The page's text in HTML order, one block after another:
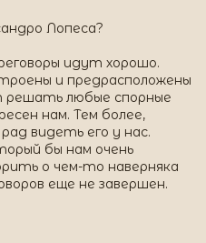
Лопеса?
идут хорошо.
и предрасположены
решать любые спорные
нам. Тем более,
видеть его у нас.
бы нам очень
о чем-то наверняка
еще не завершен.